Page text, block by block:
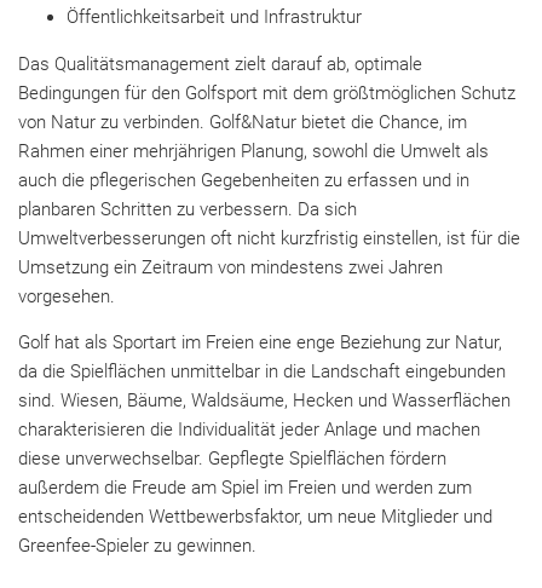
Öffentlichkeitsarbeit und Infrastruktur
Das Qualitätsmanagement zielt darauf ab, optimale
Bedingungen für den Golfsport mit dem größtmöglichen Schutz
von Natur zu verbinden. Golf&Natur bietet die Chance, im
Rahmen einer mehrjährigen Planung, sowohl die Umwelt als
auch die pflegerischen Gegebenheiten zu erfassen und in
planbaren Schritten zu verbessern. Da sich
Umweltverbesserungen oft nicht kurzfristig einstellen, ist für die
Umsetzung ein Zeitraum von mindestens zwei Jahren
vorgesehen.
Golf hat als Sportart im Freien eine enge Beziehung zur Natur,
da die Spielflächen unmittelbar in die Landschaft eingebunden
sind. Wiesen, Bäume, Waldsäume, Hecken und Wasserflächen
charakterisieren die Individualität jeder Anlage und machen
diese unverwechselbar. Gepflegte Spielflächen fördern
außerdem die Freude am Spiel im Freien und werden zum
entscheidenden Wettbewerbsfaktor, um neue Mitglieder und
Greenfee-Spieler zu gewinnen.